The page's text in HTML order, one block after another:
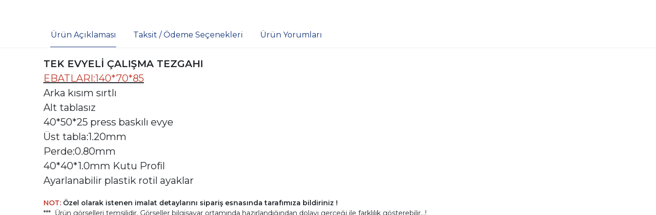
Ürün Açıklaması Taksit / Ödeme Seçenekleri Ürün Yorumları
TEK EVYELİ ÇALIŞMA TEZGAHI
EBATLARI:140*70*85
Arka kısım sırtlı
Alt tablasız
40*50*25 press baskılı evye
Üst tabla:1.20mm
Perde:0.80mm
40*40*1.0mm Kutu Profil
Ayarlanabilir plastik rotil ayaklar
NOT:Özel olarak istenen imalat detaylarını sipariş esnasında tarafımıza bildiriniz !
*** Ürün görselleri temsilidir. Görseller bilgisayar ortamında hazırlandığından dolayı gerçeği ile farklılık gösterebilir...!